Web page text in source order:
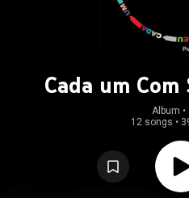
Cada um Com
Album •
12 songs •